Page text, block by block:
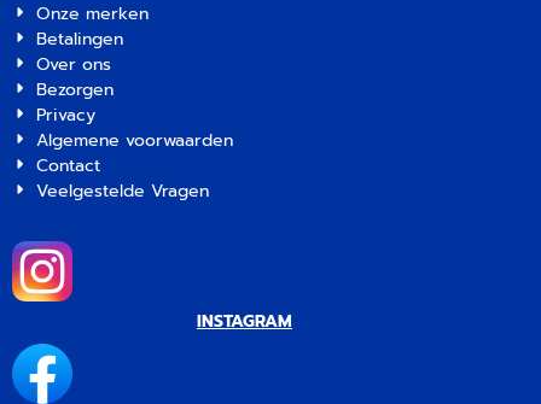
Onze merken
Betalingen
Over ons
Bezorgen
Privacy
Algemene voorwaarden
Contact
Veelgestelde Vragen
INSTAGRAM